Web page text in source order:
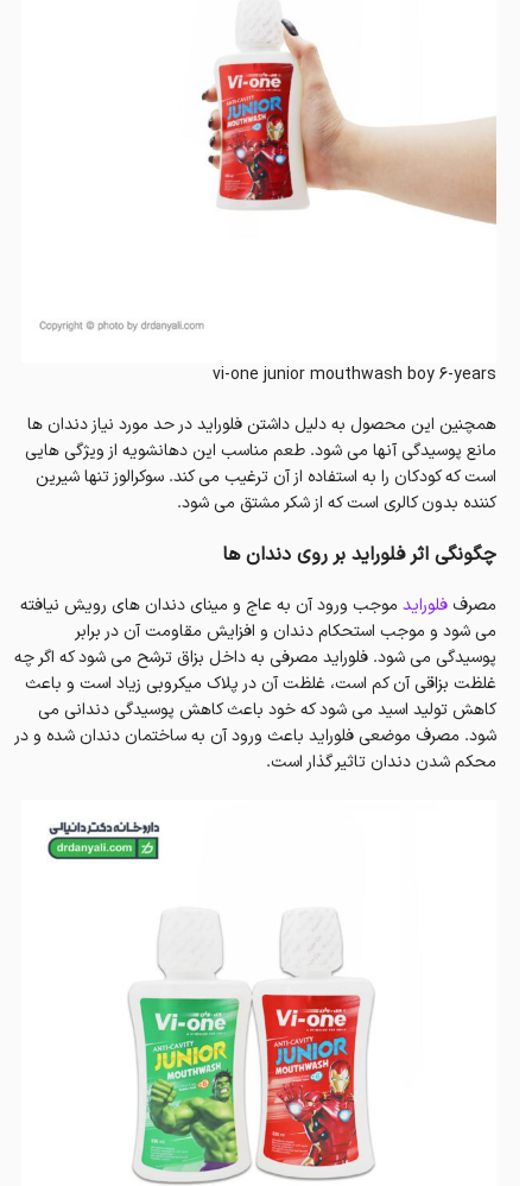
vi-one junior mouthwash boy 6-years
همچنین این محصول به دلیل داشتن فلوراید در حد مورد نیاز دندان ها
مانع پوسیدگی آنها می شود. طعم مناسب این دهانشویه از ویژگی هایی
است که کودکان را به استفاده از آن ترغیب می کند. سوکرالوز تنها شیرین
کننده بدون کالری است که از شکر مشتق می شود.
چگونگی اثر فلوراید بر روی دندان ها
مصرف فلوراید موجب ورود آن به عاج و مینای دندان های رویش نیافته
می شود و موجب استحکام دندان و افزایش مقاومت آن در برابر
پوسیدگی می شود. فلوراید مصرفی به داخل بزاق ترشح می شود که اگر چه
غلظت بزاقی آن کم است، غلظت آن در پلاک میکروبی زیاد است و باعث
کاهش تولید اسید می شود که خود باعث کاهش پوسیدگی دندانی می
شود. مصرف موضعی فلوراید باعث ورود آن به ساختمان دندان شده و در
محکم شدن دندان تاثیر گذار است.